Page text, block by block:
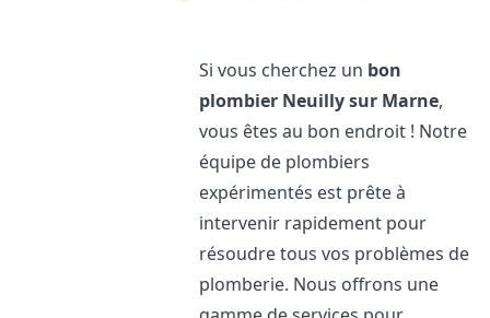
Si vous cherchez un bon
plombier Neuilly sur Marne,
vous êtes au bon endroit ! Notre
équipe de plombiers
expérimentés est prête à
intervenir rapidement pour
résoudre tous vos problèmes de
plomberie. Nous offrons une